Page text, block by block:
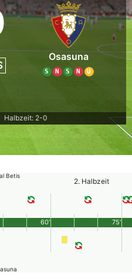
Osasuna
S N S N U
Halbzeit: 2-0
Betis
2. Halbzeit
60' 75'